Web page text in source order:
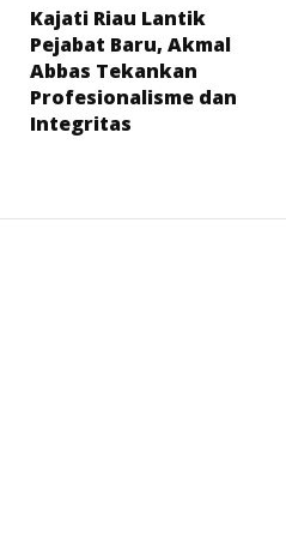
Kajati Riau Lantik
Pejabat Baru, Akmal
Abbas Tekankan
Profesionalisme dan
Integritas